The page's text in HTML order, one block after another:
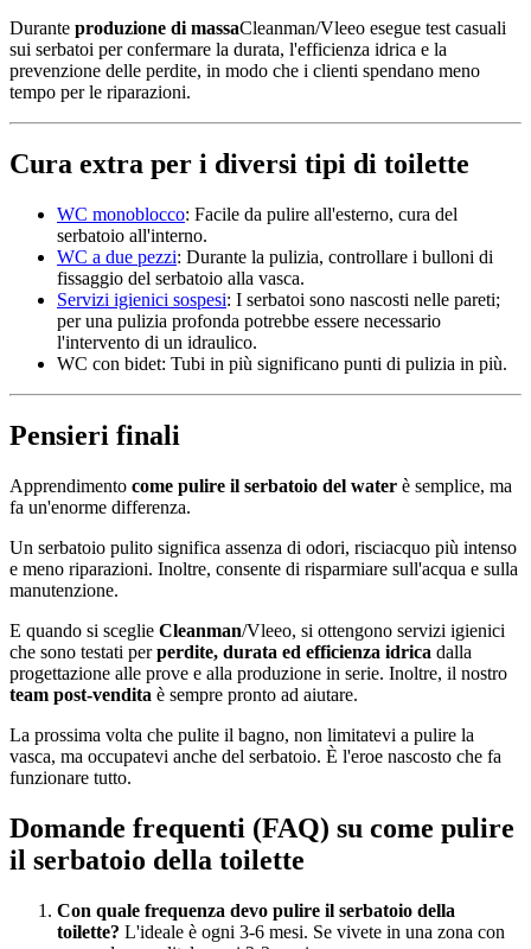
Durante produzione di massaCleanman/Vleeo esegue test casuali
sui serbatoi per confermare la durata, l'efficienza idrica e la
prevenzione delle perdite, in modo che i clienti spendano meno
tempo per le riparazioni.
Cura extra per i diversi tipi di toilette
WC monoblocco: Facile da pulire all'esterno, cura del
serbatoio all'interno.
WC a due pezzi: Durante la pulizia, controllare i bulloni di
fissaggio del serbatoio alla vasca.
Servizi igienici sospesi: I serbatoi sono nascosti nelle pareti;
per una pulizia profonda potrebbe essere necessario
l'intervento di un idraulico.
WC con bidet: Tubi in più significano punti di pulizia in più.
Pensieri finali
Apprendimento come pulire il serbatoio del water è semplice, ma
fa un'enorme differenza.
Un serbatoio pulito significa assenza di odori, risciacquo più intenso
e meno riparazioni. Inoltre, consente di risparmiare sull'acqua e sulla
manutenzione.
E quando si sceglie Cleanman/Vleeo, si ottengono servizi igienici
che sono testati perperdite, durata ed efficienza idrica dalla
progettazione alle prove e alla produzione in serie. Inoltre, il nostro
team post-vendita è sempre pronto ad aiutare.
La prossima volta che pulite il bagno, non limitatevi a pulire la
vasca, ma occupatevi anche del serbatoio. È l'eroe nascosto che fa
funzionare tutto.
Domande frequenti (FAQ) su come pulire
il serbatoio della toilette
Con quale frequenza devo pulire il serbatoio della
toilette? L'ideale è ogni 3-6 mesi. Se vivete in una zona con